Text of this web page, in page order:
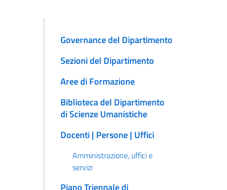
Governance del Dipartimento
Sezioni del Dipartimento
Aree di Formazione
Biblioteca del Dipartimento
di Scienze Umanistiche
Docenti | Persone | Uffici
Amministrazione, uffici e
servizi
Piano Triennale di